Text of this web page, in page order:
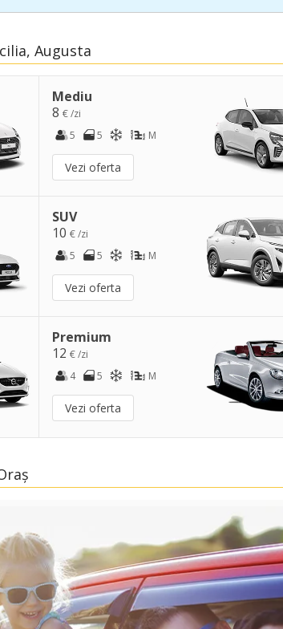
Augusta
Mediu
8€ /zi
5
5 M
Vezi oferta
SUV
10€ /zi
5
5 M
Vezi oferta
Premium
12€ /zi
4
5 M
Vezi oferta